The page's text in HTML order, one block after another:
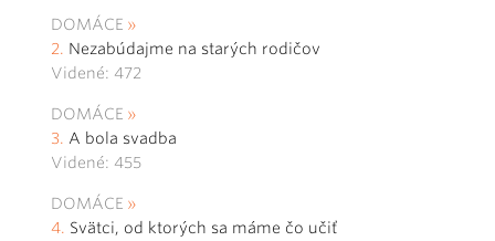
DOMÁCE
Nezabúdajme na starých rodičov
Videné: 472
DOMÁCE
A bola svadba
Videné: 455
DOMÁCE
Svätci, od ktorých sa máme čo učiť